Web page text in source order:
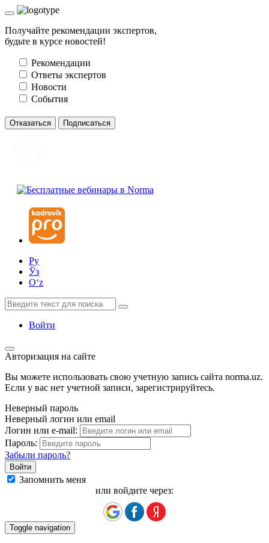
Получайте рекомендации экспертов,
будьте в курсе новостей!
Рекомендации
Ответы экспертов
Новости
События
Отказаться Подписаться
Ру
Ўз
Oʻz
Войти
Авторизация на сайте
Вы можете использовать свою учетную запись сайта norma.uz.
Если у вас нет учетной записи, зарегистрируйтесь.
Неверный пароль
Неверный логин или email
Логин или e-mail:
Пароль:
Забыли пароль?
Запомнить меня
или войдите через:
Toggle navigation